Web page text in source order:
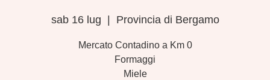
sab 16 lug Provincia di Bergamo
Mercato Contadino a Km 0
Formaggi
Miele